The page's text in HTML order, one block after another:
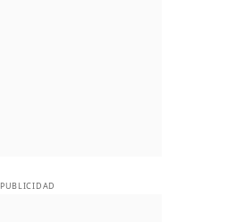
PUBLICIDAD